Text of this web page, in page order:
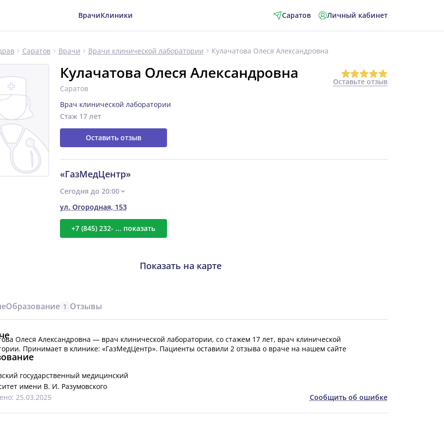
ВрачиКлиники Саратов Личный кабинет
Саратов Врачи Врачи клинической лаборатории Кулачатова Олеся Александровна
Кулачатова Олеся Александровна
Саратов
Оставьте отзыв
Врач клинической лаборатории
Стаж 17 лет
Оставить отзыв
«ГазМедЦентр»
Сегодня до 20:00
ул. Огородная, 153
+7 (845) 232- ... показать
Показать на карте
Образование 1 Отзывы
Олеся Александровна — врач клинической лаборатории, со стажем 17 лет, врач клинической
Принимает в клинике: «ГазМедЦентр». Пациенты оставили 2 отзыва о враче на нашем сайте
государственный медицинский
имени В. И. Разумовского
25.03.2025
Сообщить об ошибке